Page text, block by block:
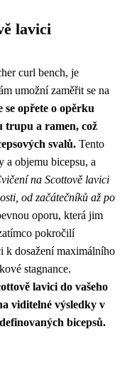
lavici
curl bench, je
umožní zaměřit se na
se opřete o opěrku
trupu a ramen, což
svalů. Tento
objemu bicepsu, a
na Scottově lavici
od začátečníků až po
oporu, která jim
pokročilí
k dosažení maximálního
stagnance.
lavici do vašeho
viditelné výsledky v
bicepsů.